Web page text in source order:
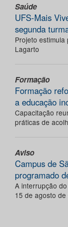
Saúde
UFS-Mais
segunda
Projeto
Lagarto
Formação
Formação
a educação
Capacitação
práticas de
Aviso
Campus de
programado
A interrupção
15 de agosto de